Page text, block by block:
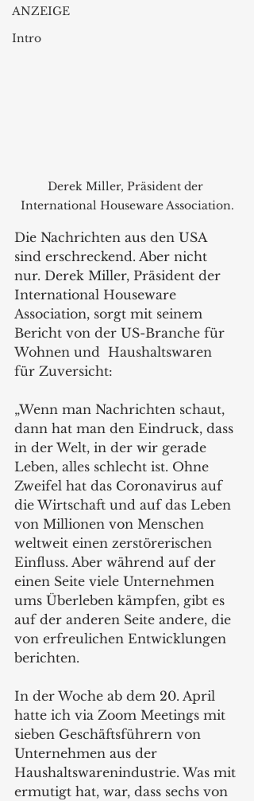
ANZEIGE
Intro
Derek Miller, Präsident der
International Houseware Association.
Die Nachrichten aus den USA
sind erschreckend. Aber nicht
nur. Derek Miller, Präsident der
International Houseware
Association, sorgt mit seinem
Bericht von der US-Branche für
Wohnen und  Haushaltswaren
für Zuversicht:
„Wenn man Nachrichten schaut,
dann hat man den Eindruck, dass
in der Welt, in der wir gerade
Leben, alles schlecht ist. Ohne
Zweifel hat das Coronavirus auf
die Wirtschaft und auf das Leben
von Millionen von Menschen
weltweit einen zerstörerischen
Einfluss. Aber während auf der
einen Seite viele Unternehmen
ums Überleben kämpfen, gibt es
auf der anderen Seite andere, die
von erfreulichen Entwicklungen
berichten.
In der Woche ab dem 20. April
hatte ich via Zoom Meetings mit
sieben Geschäftsführern von
Unternehmen aus der
Haushaltswarenindustrie. Was mit
ermutigt hat, war, dass sechs von